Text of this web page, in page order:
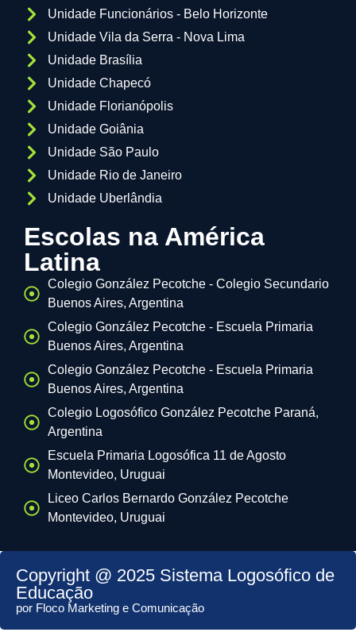
Unidade Funcionários - Belo Horizonte
Unidade Vila da Serra - Nova Lima
Unidade Brasília
Unidade Chapecó
Unidade Florianópolis
Unidade Goiânia
Unidade São Paulo
Unidade Rio de Janeiro
Unidade Uberlândia
Escolas na América
Latina
Colegio González Pecotche - Colegio Secundario
Buenos Aires, Argentina
Colegio González Pecotche - Escuela Primaria
Buenos Aires, Argentina
Colegio González Pecotche - Escuela Primaria
Buenos Aires, Argentina
Colegio Logosófico González Pecotche Paraná,
Argentina
Escuela Primaria Logosófica 11 de Agosto
Montevideo, Uruguai
Liceo Carlos Bernardo González Pecotche
Montevideo, Uruguai
Copyright @ 2025 Sistema Logosófico de
Educação
por Floco Marketing e Comunicação